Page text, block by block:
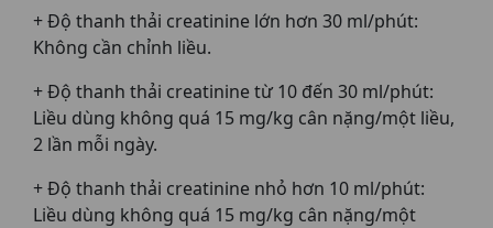
+ Độ thanh thải creatinine lớn hơn 30 ml/phút:
Không cần chỉnh liều.
+ Độ thanh thải creatinine từ 10 đến 30 ml/phút:
Liều dùng không quá 15 mg/kg cân nặng/một liều,
2 lần mỗi ngày.
+ Độ thanh thải creatinine nhỏ hơn 10 ml/phút:
Liều dùng không quá 15 mg/kg cân nặng/một